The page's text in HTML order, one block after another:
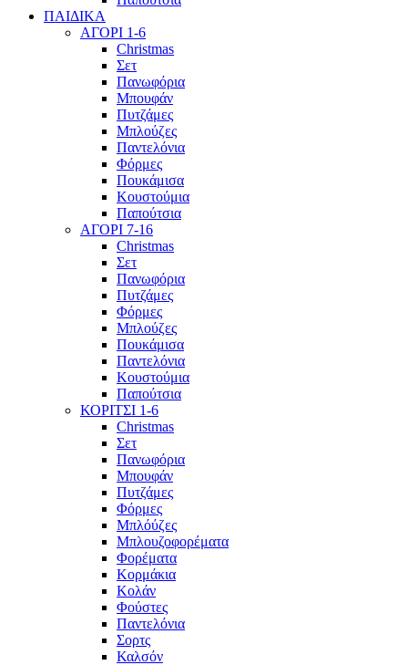
ΠΑΙΔΙΚΑ
ΑΓΟΡΙ 1-6
Christmas
Σετ
Πανωφόρια
Μπουφάν
Πυτζάμες
Μπλούζες
Παντελόνια
Φόρμες
Πουκάμισα
Κουστούμια
Παπούτσια
ΑΓΟΡΙ 7-16
Christmas
Σετ
Πανωφόρια
Πυτζάμες
Φόρμες
Μπλούζες
Πουκάμισα
Παντελόνια
Κουστούμια
Παπούτσια
ΚΟΡΙΤΣΙ 1-6
Christmas
Σετ
Πανωφόρια
Μπουφάν
Πυτζάμες
Φόρμες
Μπλόύζες
Μπλουζοφορέματα
Φορέματα
Κορμάκια
Κολάν
Φούστες
Παντελόνια
Σορτς
Καλσόν